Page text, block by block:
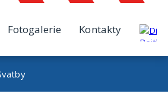
Fotogalerie Kontakty